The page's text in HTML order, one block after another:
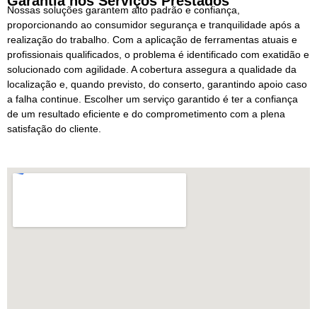
Nossas soluções garantem alto padrão e confiança,
proporcionando ao consumidor segurança e tranquilidade após a
realização do trabalho. Com a aplicação de ferramentas atuais e
profissionais qualificados, o problema é identificado com exatidão e
solucionado com agilidade. A cobertura assegura a qualidade da
localização e, quando previsto, do conserto, garantindo apoio caso
a falha continue. Escolher um serviço garantido é ter a confiança
de um resultado eficiente e do comprometimento com a plena
satisfação do cliente.